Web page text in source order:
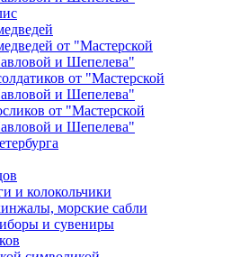
от "Мастерской
и Шепелева"
от "Мастерской
и Шепелева"
от "Мастерской
и Шепелева"
и колокольчики
морские сабли
и сувениры